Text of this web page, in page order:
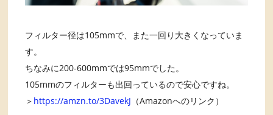
フィルター径は105mmで、また一回り大きくなっていま
す。
ちなみに200-600mmでは95mmでした。
105mmのフィルターも出回っているので安心ですね。
＞ https://amzn.to/3DavekJ （Amazonへのリンク）